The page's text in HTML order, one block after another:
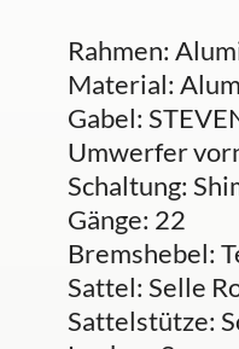
Rahmen:
Material:
Gabel:
Umwerfer
Schaltung:
Gänge: 22
Bremshebel:
Sattel: Selle
Sattelstütze: